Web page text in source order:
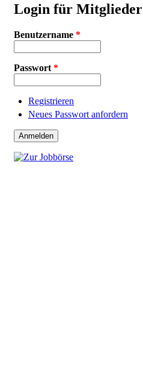
Login für Mitglieder
Benutzername *
Passwort *
Registrieren
Neues Passwort anfordern